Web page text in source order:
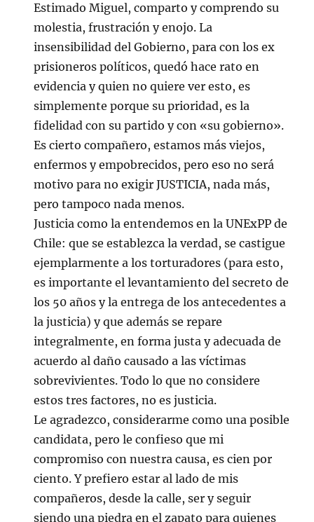
Estimado Miguel, comparto y comprendo su
molestia, frustración y enojo. La
insensibilidad del Gobierno, para con los ex
prisioneros políticos, quedó hace rato en
evidencia y quien no quiere ver esto, es
simplemente porque su prioridad, es la
fidelidad con su partido y con «su gobierno».
Es cierto compañero, estamos más viejos,
enfermos y empobrecidos, pero eso no será
motivo para no exigir JUSTICIA, nada más,
pero tampoco nada menos.
Justicia como la entendemos en la UNExPP de
Chile: que se establezca la verdad, se castigue
ejemplarmente a los torturadores (para esto,
es importante el levantamiento del secreto de
los 50 años y la entrega de los antecedentes a
la justicia) y que además se repare
integralmente, en forma justa y adecuada de
acuerdo al daño causado a las víctimas
sobrevivientes. Todo lo que no considere
estos tres factores, no es justicia.
Le agradezco, considerarme como una posible
candidata, pero le confieso que mi
compromiso con nuestra causa, es cien por
ciento. Y prefiero estar al lado de mis
compañeros, desde la calle, ser y seguir
siendo una piedra en el zapato para quienes